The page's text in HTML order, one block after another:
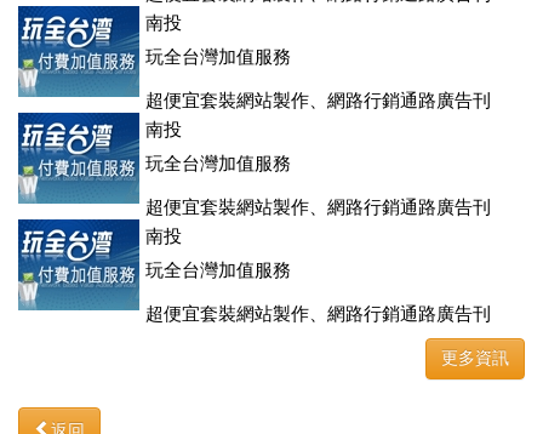
登、訂房系統、客房委託旅行社銷售，全面優惠中....
南投
玩全台灣加值服務
超便宜套裝網站製作、網路行銷通路廣告刊
登、訂房系統、客房委託旅行社銷售，全面優惠中....
南投
玩全台灣加值服務
超便宜套裝網站製作、網路行銷通路廣告刊
登、訂房系統、客房委託旅行社銷售，全面優惠中....
南投
玩全台灣加值服務
超便宜套裝網站製作、網路行銷通路廣告刊
登、訂房系統、客房委託旅行社銷售，全面優惠中....
更多資訊
返回